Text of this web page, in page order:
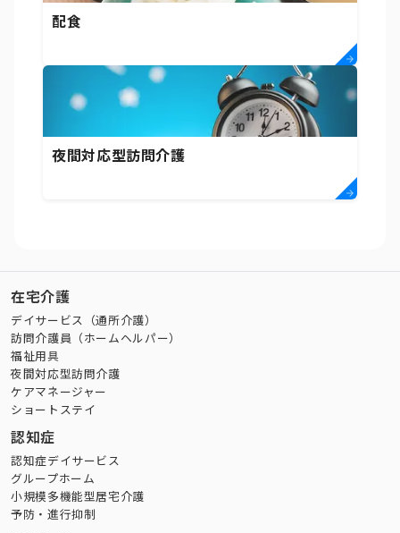
配食
夜間対応型訪問介護
在宅介護
デイサービス（通所介護）
訪問介護員（ホームヘルパー）
福祉用具
夜間対応型訪問介護
ケアマネージャー
ショートステイ
認知症
認知症デイサービス
グループホーム
小規模多機能型居宅介護
予防・進行抑制